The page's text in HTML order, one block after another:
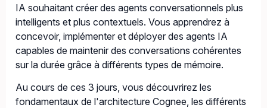
IA souhaitant créer des agents conversationnels plus
intelligents et plus contextuels. Vous apprendrez à
concevoir, implémenter et déployer des agents IA
capables de maintenir des conversations cohérentes
sur la durée grâce à différents types de mémoire.
Au cours de ces 3 jours, vous découvrirez les
fondamentaux de l'architecture Cognee, les différents